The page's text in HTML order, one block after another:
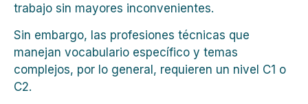
trabajo sin mayores inconvenientes.
Sin embargo, las profesiones técnicas que
manejan vocabulario específico y temas
complejos, por lo general, requieren un nivel C1 o
C2.